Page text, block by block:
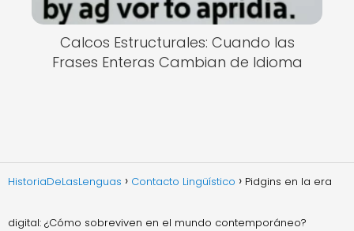
Calcos Estructurales: Cuando las
Frases Enteras Cambian de Idioma
HistoriaDeLasLenguas Contacto Lingüístico Pidgins en la era
digital: ¿Cómo sobreviven en el mundo contemporáneo?